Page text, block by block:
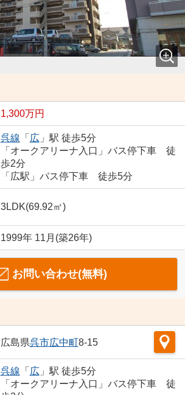
1,300万円
呉線 「 広」駅 徒歩5分
「オークアリーナ入口」バス停下車 徒
歩2分
「広駅」バス停下車 徒歩5分
3LDK(69.92㎡)
1999年 11月(築26年)
お問い合わせ(無料)
広島県呉市広中町8-15
呉線 「 広」駅 徒歩5分
「オークアリーナ入口」バス停下車 徒